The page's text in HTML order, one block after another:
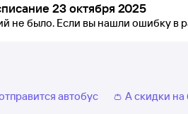
23 октября 2025
не было. Если вы нашли ошибку в
автобус
👛 А скидки на